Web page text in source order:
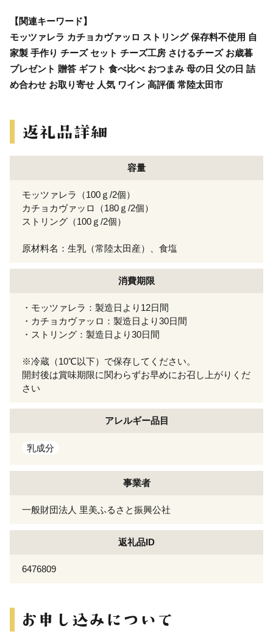
【関連キーワード】
モッツァレラ カチョカヴァッロ ストリング 保存料不使用 自
家製 手作り チーズ セット チーズ工房 さけるチーズ お歳暮
プレゼント 贈答 ギフト 食べ比べ おつまみ 母の日 父の日 詰
め合わせ お取り寄せ 人気 ワイン 高評価 常陸太田市
容量
モッツァレラ（100ｇ/2個）
カチョカヴァッロ（180ｇ/2個）
ストリング（100ｇ/2個）
原材料名：生乳（常陸太田産）、食塩
消費期限
・モッツァレラ：製造日より12日間
・カチョカヴァッロ：製造日より30日間
・ストリング：製造日より30日間
※冷蔵（10℃以下）で保存してください。
開封後は賞味期限に関わらずお早めにお召し上がりくだ
さい
アレルギー品目
乳成分
事業者
一般財団法人 里美ふるさと振興公社
返礼品ID
6476809